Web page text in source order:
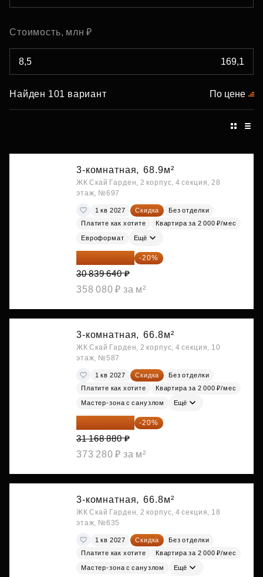
Стоимость, млн ₽
Найден 101 вариант По цене
3-комнатная, 68.9м²
ЖК Скай Гарден, 2 корпус, 4 секция, 28
этаж, №697
1 кв 2027 Скидка
Без отделки
Платите как хотите
Квартира за 2 000 ₽/мес
Евроформат Ещё
24 671 712 ₽ -20%
30 839 640 ₽
358 080 ₽ за м²
3-комнатная, 66.8м²
ЖК Скай Гарден, 2 корпус, 4 секция, 10
этаж, №587
1 кв 2027 Скидка
Без отделки
Платите как хотите
Квартира за 2 000 ₽/мес
Мастер-зона с санузлом Ещё
24 935 104 ₽ -20%
31 168 880 ₽
373 280 ₽ за м²
3-комнатная, 66.8м²
ЖК Скай Гарден, 2 корпус, 4 секция, 18
этаж, №635
1 кв 2027 Скидка
Без отделки
Платите как хотите
Квартира за 2 000 ₽/мес
Мастер-зона с санузлом Ещё